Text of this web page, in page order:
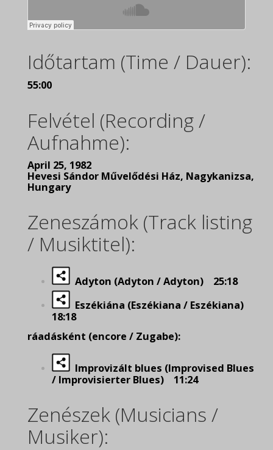
Időtartam (Time / Dauer):
55:00
Felvétel (Recording /
Aufnahme):
April 25, 1982
Hevesi Sándor Művelődési Ház, Nagykanizsa,
Hungary
Zeneszámok (Track listing
/ Musiktitel):
Adyton (Adyton / Adyton) 25:18
Eszékiána (Eszékiana / Eszékiana)
18:18
ráadásként (encore / Zugabe):
Improvizált blues (Improvised Blues
/ Improvisierter Blues) 11:24
Zenészek (Musicians /
Musiker):